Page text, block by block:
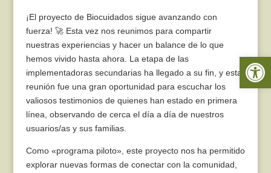
¡El proyecto de Biocuidados sigue avanzando con
fuerza! 🚀 Esta vez nos reunimos para compartir
nuestras experiencias y hacer un balance de lo que
hemos vivido hasta ahora. La etapa de las
implementadoras secundarias ha llegado a su fin, y esta
reunión fue una gran oportunidad para escuchar los
valiosos testimonios de quienes han estado en primera
línea, observando de cerca el día a día de nuestros
usuarios/as y sus familias.
Como «programa piloto», este proyecto nos ha permitido
explorar nuevas formas de conectar con la comunidad,
Abrir